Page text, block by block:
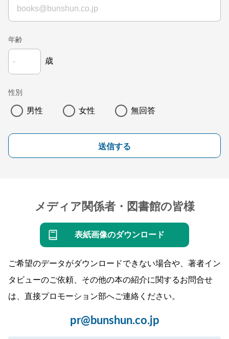
年齢
歳
性別
男性 女性 無回答
送信する
メディア関係者・図書館の皆様
表紙画像のダウンロード
ご希望のデータがダウンロードできない場合や、著者イン
タビューのご依頼、その他の本の紹介に関するお問合せ
は、直接プロモーション部へご連絡ください。
pr@bunshun.co.jp